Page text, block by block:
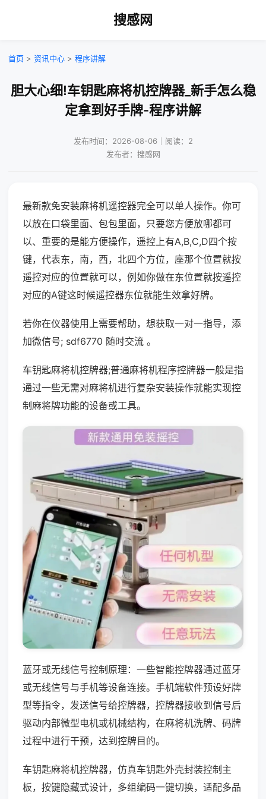
搜感网
首页 > 资讯中心 > 程序讲解
胆大心细!车钥匙麻将机控牌器_新手怎么稳
定拿到好手牌-程序讲解
发布时间：2026-08-06｜阅读：2
发布者：搜感网
最新款免安装麻将机遥控器完全可以单人操作。你可
以放在口袋里面、包包里面，只要您方便放哪都可
以、重要的是能方便操作，遥控上有A,B,C,D四个按
键，代表东，南，西，北四个方位，座那个位置就按
遥控对应的位置就可以，例如你做在东位置就按遥控
对应的A键这时候遥控器东位就能生效拿好牌。
若你在仪器使用上需要帮助，想获取一对一指导，添
加微信号; sdf6770 随时交流 。
车钥匙麻将机控牌器;普通麻将机程序控牌器一般是指
通过一些无需对麻将机进行复杂安装操作就能实现控
制麻将牌功能的设备或工具。
蓝牙或无线信号控制原理：一些智能控牌器通过蓝牙
或无线信号与手机等设备连接。手机端软件预设好牌
型等指令，发送信号给控牌器，控牌器接收到信号后
驱动内部微型电机或机械结构，在麻将机洗牌、码牌
过程中进行干预，达到控牌目的。
车钥匙麻将机控牌器，仿真车钥匙外壳封装控制主
板，按键隐藏式设计，多组编码一键切换，适配多品